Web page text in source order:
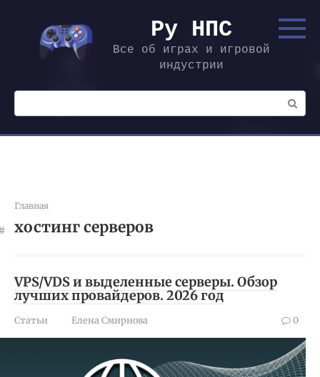
контенту
Ру НПС
Все об играх и игровой
индустрии
Поиск:
Главная
хостинг серверов
VPS/VDS и выделенные серверы. Обзор
лучших провайдеров. 2026 год
Статьи Елена Смирнова 0